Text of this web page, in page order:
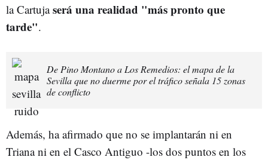
la Cartujaserá una realidad "más pronto que
tarde".
De Pino Montano a Los Remedios: el mapa de la
Sevilla que no duerme por el tráfico señala 15 zonas
de conflicto
Además, ha afirmado que no se implantarán ni en
Triana ni en el Casco Antiguo -los dos puntos en los